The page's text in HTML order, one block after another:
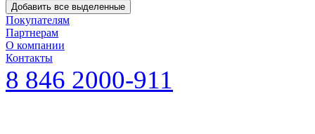
Покупателям
Партнерам
О компании
Контакты
8 846 2000-911